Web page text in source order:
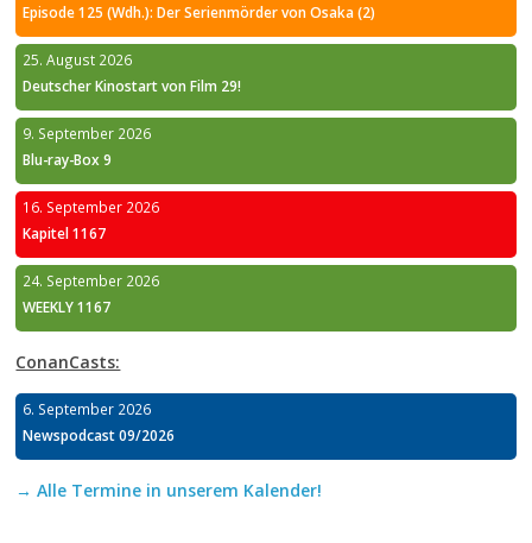
Episode 125 (Wdh.): Der Serienmörder von Osaka (2)
25. August 2026
Deutscher Kinostart von Film 29!
9. September 2026
Blu-ray-Box 9
16. September 2026
Kapitel 1167
24. September 2026
WEEKLY 1167
ConanCasts:
6. September 2026
Newspodcast 09/2026
→ Alle Termine in unserem Kalender!